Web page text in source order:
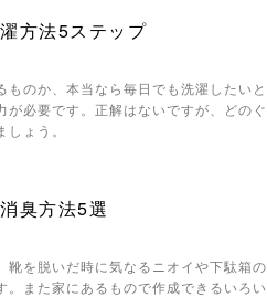
方法5ステップ
のか、本当なら毎日でも洗濯したいと
必要です。正解はないですが、どのぐ
ょう。
臭方法5選
を脱いだ時に気なるニオイや下駄箱の
また家にあるもので作成できるいろい